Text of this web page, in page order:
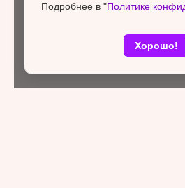
Подробнее в "Политике
Хорошо!